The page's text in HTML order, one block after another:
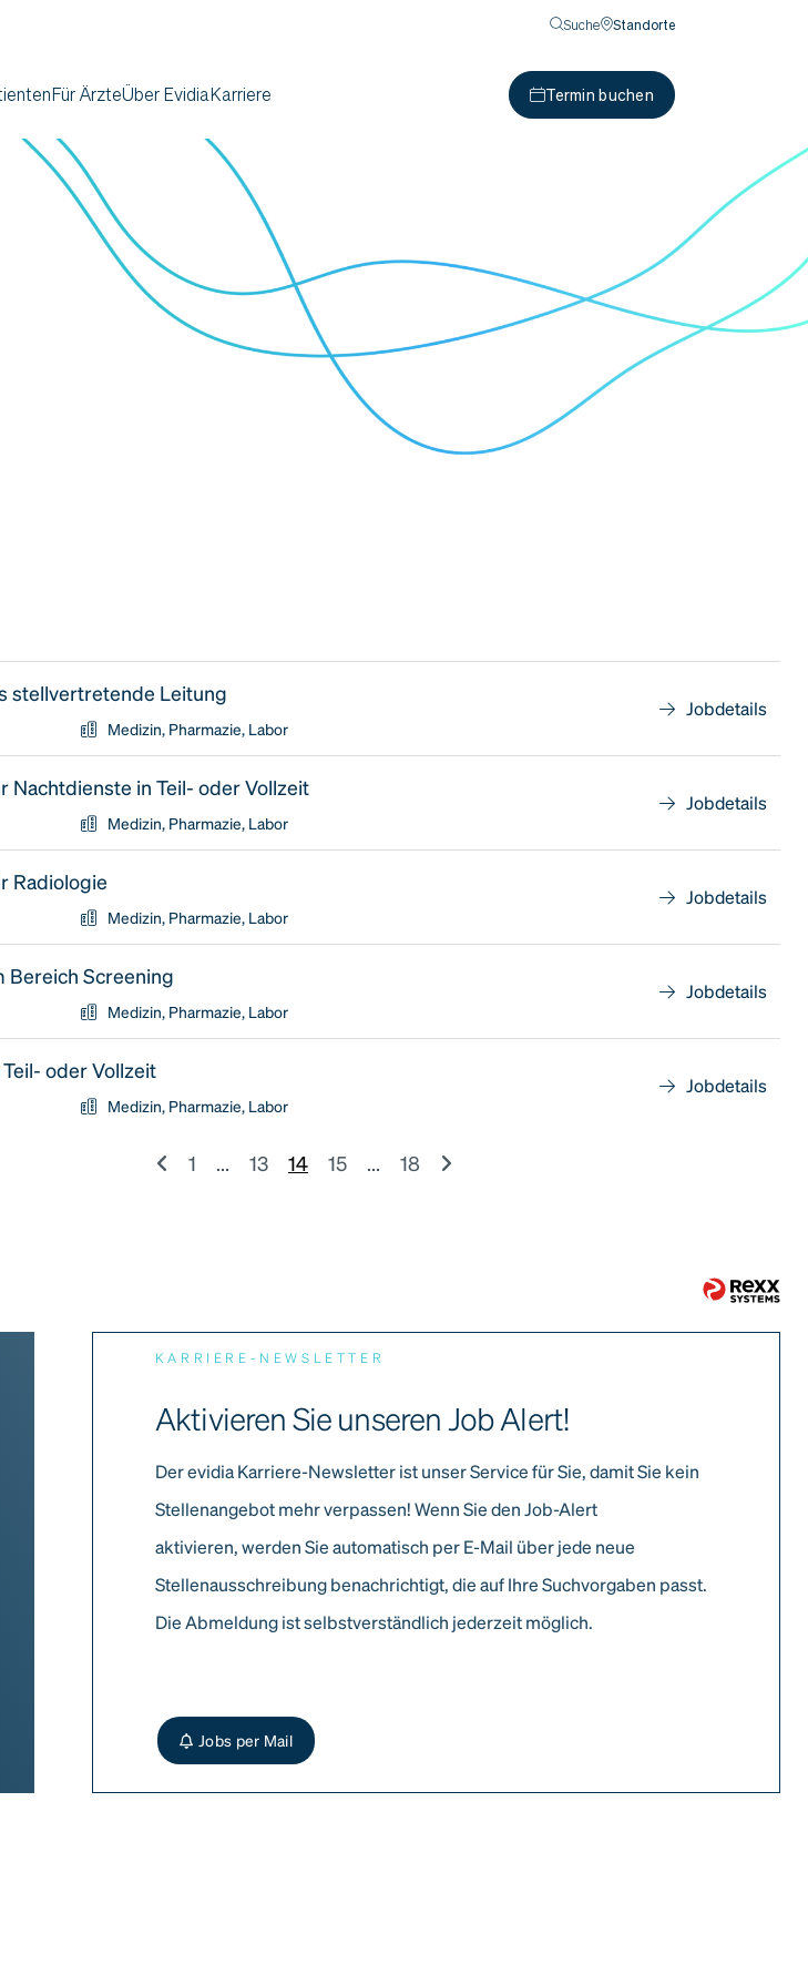
Suche Standorte
Für ÄrzteÜber EvidiaKarriere Termin buchen
stellvertretende Leitung
Medizin, Pharmazie, Labor
Jobdetails
Nachtdienste in Teil- oder Vollzeit
Medizin, Pharmazie, Labor
Jobdetails
Radiologie
Medizin, Pharmazie, Labor
Jobdetails
Bereich Screening
Medizin, Pharmazie, Labor
Jobdetails
oder Vollzeit
Medizin, Pharmazie, Labor
Jobdetails
1 ... 13 14 15 ... 18
KARRIERE-NEWSLETTER
Aktivieren Sie unseren Job Alert!
Der evidia Karriere-Newsletter ist unser Service für Sie, damit Sie kein
Stellenangebot mehr verpassen! Wenn Sie den Job-Alert
aktivieren, werden Sie automatisch per E-Mail über jede neue
Stellenausschreibung benachrichtigt, die auf Ihre Suchvorgaben passt.
Die Abmeldung ist selbstverständlich jederzeit möglich.
Jobs per Mail